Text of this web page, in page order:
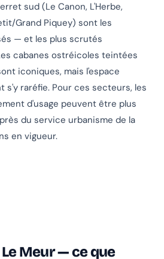
sud (Le Canon, L'Herbe,
Grand Piquey) sont les
— et les plus scrutés
cabanes ostréicoles teintées
iconiques, mais l'espace
s'y raréfie. Pour ces secteurs, les
d'usage peuvent être plus
du service urbanisme de la
en vigueur.
Meur — ce que